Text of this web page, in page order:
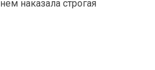
наказала строгая